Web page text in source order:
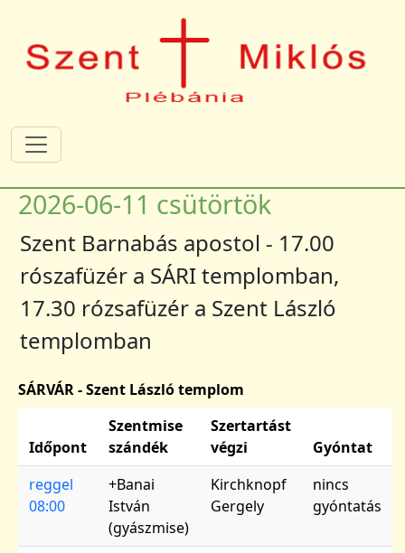
2026-06-11 csütörtök
Szent Barnabás apostol - 17.00
rószafüzér a SÁRI templomban,
17.30 rózsafüzér a Szent László
templomban
SÁRVÁR - Szent László templom
Időpont
Szentmise
szándék
Szertartást
végzi
Gyóntat
reggel
08:00
+Banai
István
(gyászmise)
Kirchknopf
Gergely
nincs
gyóntatás